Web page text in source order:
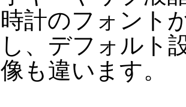
時計のフォント
し、デフォルト
像も違います。